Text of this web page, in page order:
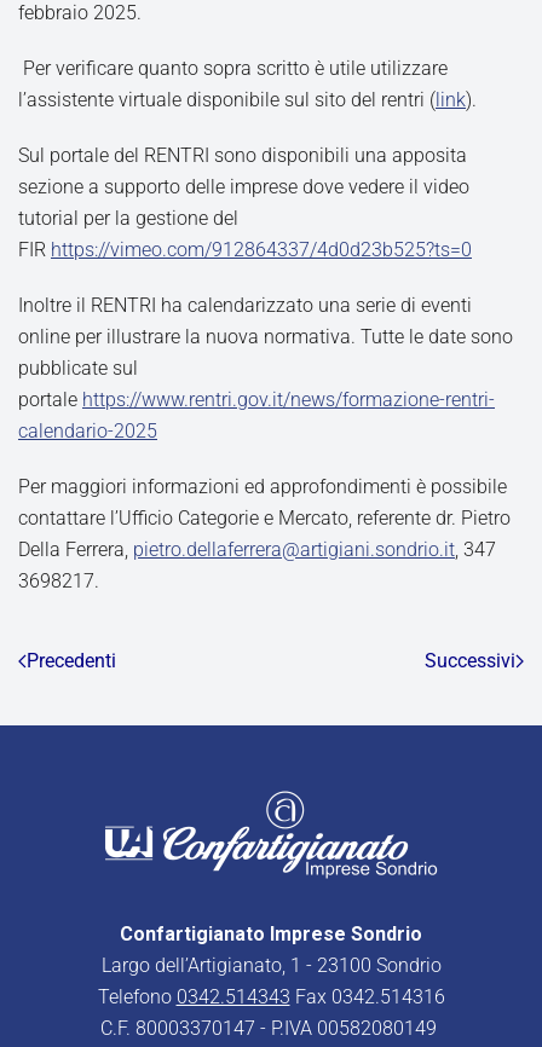
febbraio 2025.
Per verificare quanto sopra scritto è utile utilizzare
l’assistente virtuale disponibile sul sito del rentri (link).
Sul portale del RENTRI sono disponibili una apposita
sezione a supporto delle imprese dove vedere il video
tutorial per la gestione del
FIR https://vimeo.com/912864337/4d0d23b525?ts=0
Inoltre il RENTRI ha calendarizzato una serie di eventi
online per illustrare la nuova normativa. Tutte le date sono
pubblicate sul
portale https://www.rentri.gov.it/news/formazione-rentri-
calendario-2025
Per maggiori informazioni ed approfondimenti è possibile
contattare l’Ufficio Categorie e Mercato, referente dr. Pietro
Della Ferrera, pietro.dellaferrera@artigiani.sondrio.it, 347
3698217.
Precedenti Successivi
Confartigianato Imprese Sondrio
Largo dell’Artigianato, 1 - 23100 Sondrio
Telefono 0342.514343 Fax 0342.514316
C.F. 80003370147 - P.IVA 00582080149